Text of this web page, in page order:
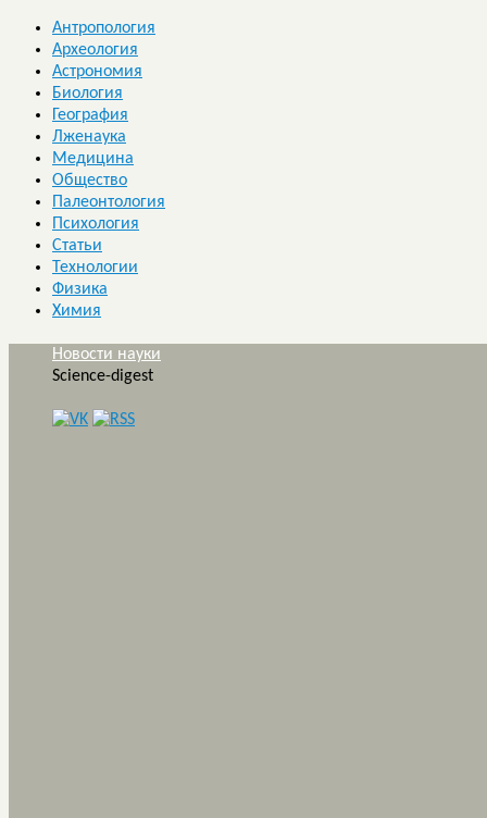
Антропология
Археология
Астрономия
Биология
География
Лженаука
Медицина
Общество
Палеонтология
Психология
Статьи
Технологии
Физика
Химия
Новости науки
Science-digest